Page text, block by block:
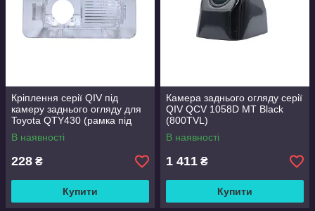
Кріплення серії QIV під
камеру заднього огляду для
Toyota QTY430 (рамка під
плафон)
В наявності
228 ₴
Купити
Камера заднього огляду серії
QIV QCV 1058D MT Black
(800TVL)
В наявності
1 411 ₴
Купити